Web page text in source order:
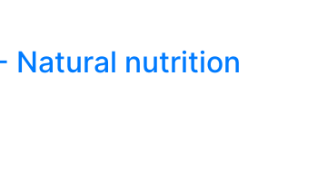
Natural nutrition